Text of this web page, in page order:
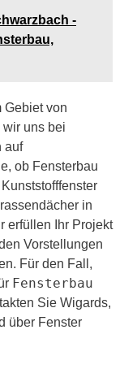
-
Gebiet von
wir uns bei
auf
ob Fensterbau
in
erfüllen Ihr Projekt
Vorstellungen
Für den Fall,
Fensterbau
Sie Wigards,
über Fenster